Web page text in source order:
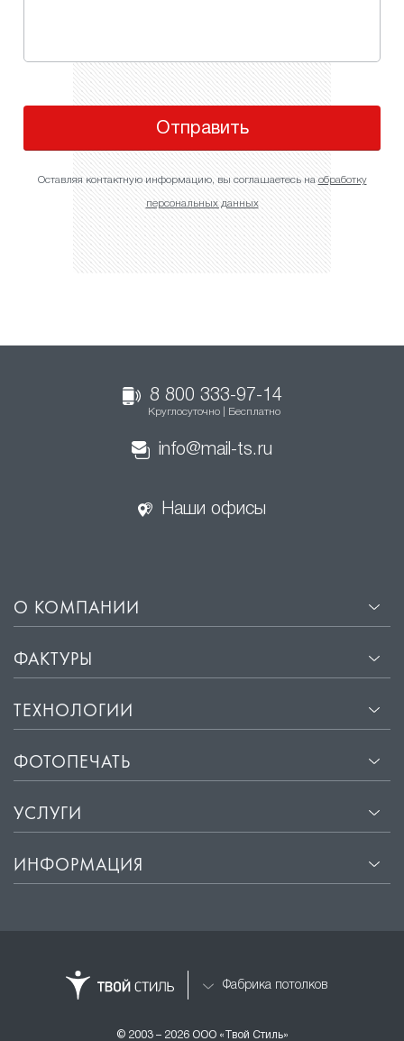
Отправить
Оставляя контактную информацию, вы соглашаетесь наобработку
персональных данных
8 800 333-97-14
Круглосуточно | Бесплатно
info@mail-ts.ru
Наши офисы
О КОМПАНИИ
ФАКТУРЫ
ТЕХНОЛОГИИ
ФОТОПЕЧАТЬ
УСЛУГИ
ИНФОРМАЦИЯ
Фабрика потолков
© 2003 – 2026 ООО «Твой Стиль»